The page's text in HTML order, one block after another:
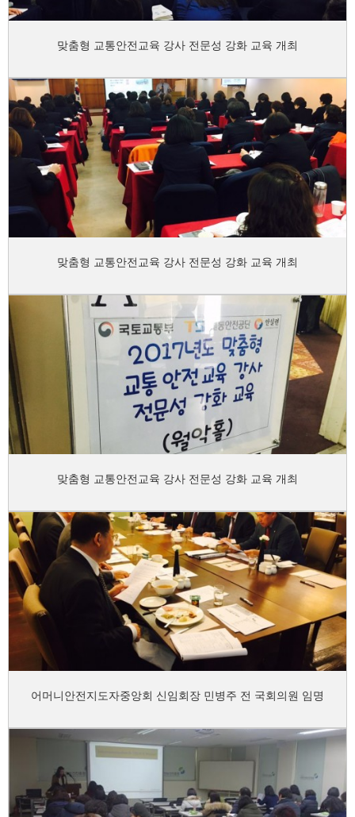
맞춤형 교통안전교육 강사 전문성 강화 교육 개최
맞춤형 교통안전교육 강사 전문성 강화 교육 개최
맞춤형 교통안전교육 강사 전문성 강화 교육 개최
어머니안전지도자중앙회 신임회장 민병주 전 국회의원 임명